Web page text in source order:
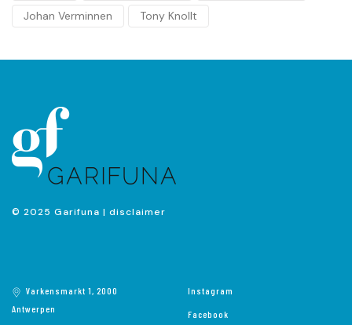
Johan Verminnen
Tony Knollt
© 2025 Garifuna | disclaimer
Varkensmarkt 1, 2000
Antwerpen
Instagram
Facebook